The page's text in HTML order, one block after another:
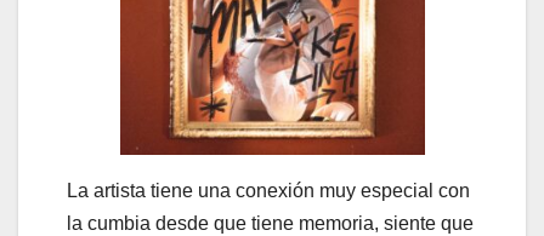
La artista tiene una conexión muy especial con
la cumbia desde que tiene memoria, siente que